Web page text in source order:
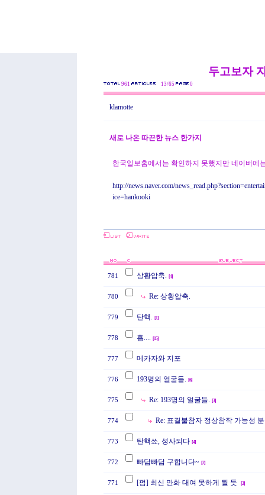
두고보자
961 13/65 0
klamotte
새로 나온 따끈한 뉴스 한가지
한국일보홈에서는 확인하지 못했지만 네이버에
http://news.naver.com/
ice=hankooki
781 상황압축. [4]
780 Re: 상황압축.
779 탄핵. [1]
778 흠.... [15]
777 메카자와 지포
776 193명의 얼굴들. [6]
775 Re: 193명의 얼굴들. [3]
774 Re: 표결불참자 정상참작 가능성
773 탄핵쑈, 성사되다 [4]
772 빠담빠담 구합니다~ [2]
771 [펌] 최신 만화 대여 못하게 될 듯 [2]